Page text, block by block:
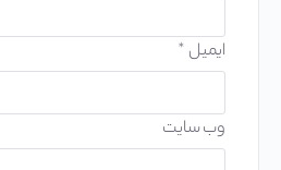
ایمیل *
وب‌ سایت